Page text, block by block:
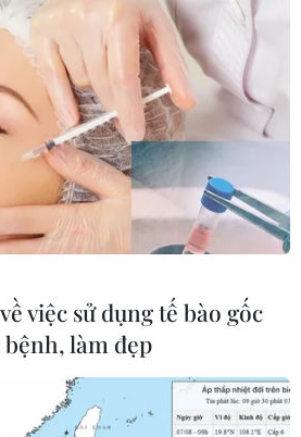
ASEAN Cup 2026:
Indonesia tổn thất lực
lượng trước trận quyết
đấu tuyển Việt Nam
việc sử dụng tế bào gốc
làm đẹp